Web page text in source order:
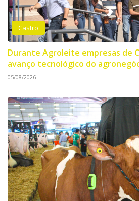
Castro
Durante Agroleite empresas de
avanço tecnológico do
05/08/2026